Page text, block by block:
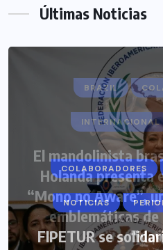
Últimas Noticias
COLABORADORES
NOTICIAS
FIPETUR se